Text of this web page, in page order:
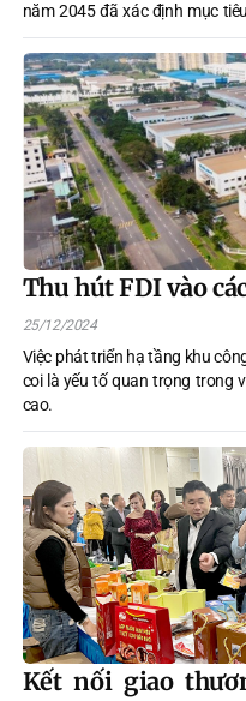
năm 2045 đã xác định mục
đến hấp dẫn, có năng lực
2030, du lịch thật sự trở thành
hướng tăng trưởng xanh, trở
hàng đầu thế giới. Để hiện thực
chế, chính sách tạo động lực
Thu hút FDI vào
25/12/2024
Việc phát triển hạ tầng khu
coi là yếu tố quan trọng trong
cao.
Kết nối giao